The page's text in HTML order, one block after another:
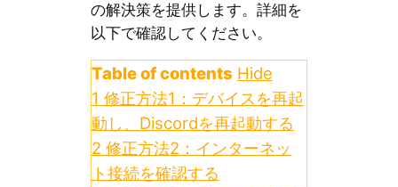
の解決策を提供します。詳細を
以下で確認してください。
Table of contents Hide
1 修正方法1：デバイスを再起
動し、Discordを再起動する
2 修正方法2：インターネッ
ト接続を確認する